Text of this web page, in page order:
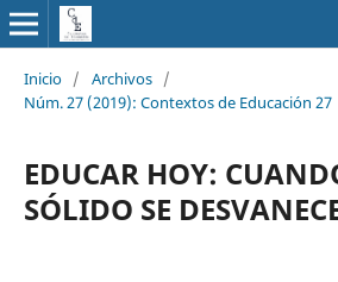
Inicio / Archivos /
Núm. 27 (2019): Contextos de Educación 27
EDUCAR HOY:
SÓLIDO SE